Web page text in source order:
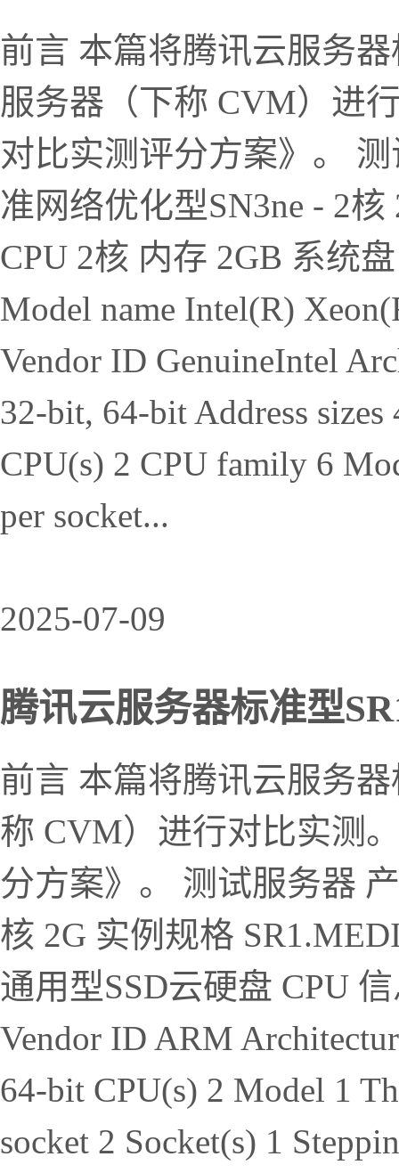
前言 本篇将腾讯云服务
服务器（下称 CVM）进
对比实测评分方案》。
准网络优化型SN3ne - 2
CPU 2核 内存 2GB 系统
Model name Intel(R)
Vendor ID GenuineIntel
32-bit, 64-bit Address
CPU(s) 2 CPU family 6
per socket...
2025-07-09
腾讯云服务器标准型
前言 本篇将腾讯云服务
称 CVM）进行对比实测
分方案》。 测试服务器
核 2G 实例规格
通用型SSD云硬盘 CPU
Vendor ID ARM
64-bit CPU(s) 2 Model 1
socket 2 Socket(s) 1